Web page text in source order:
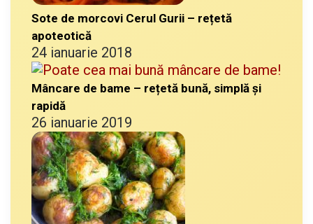
Sote de morcovi Cerul Gurii – rețetă
apoteotică
24 ianuarie 2018
Mâncare de bame – rețetă bună, simplă și
rapidă
26 ianuarie 2019